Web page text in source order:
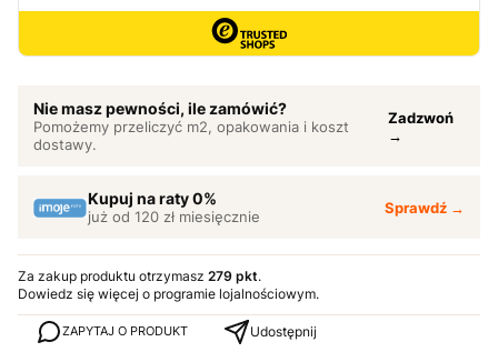
Nie masz pewności, ile zamówić?
Pomożemy przeliczyć m2, opakowania i koszt
dostawy.
Zadzwoń
→
Kupuj na raty 0%
już od 120 zł miesięcznie
Sprawdź →
Za zakup produktu otrzymasz 279 pkt.
Dowiedz się więcej o programie lojalnościowym.
ZAPYTAJ O PRODUKT Udostępnij